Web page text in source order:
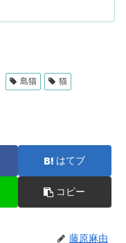
島猫
猫
はてブ
コピー
藤原麻由